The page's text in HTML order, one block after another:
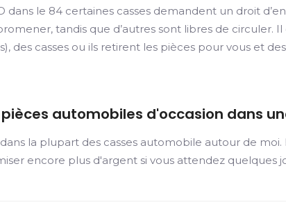
dans le 84 certaines casses demandent un droit
tandis que d’autres sont libres de circuler. Il
des casses ou ils retirent les pièces pour vous et
automobiles d'occasion dans
la plupart des casses automobile autour de
encore plus d'argent si vous attendez quelques